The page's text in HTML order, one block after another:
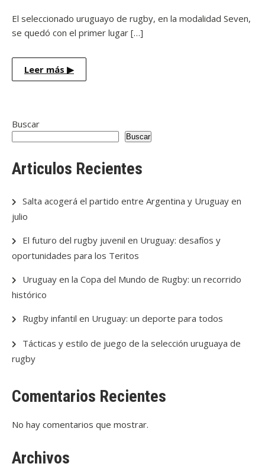
El seleccionado uruguayo de rugby, en la modalidad Seven,
se quedó con el primer lugar […]
Leer más ▶
Buscar
Buscar
Articulos Recientes
Salta acogerá el partido entre Argentina y Uruguay en
julio
El futuro del rugby juvenil en Uruguay: desafíos y
oportunidades para los Teritos
Uruguay en la Copa del Mundo de Rugby: un recorrido
histórico
Rugby infantil en Uruguay: un deporte para todos
Tácticas y estilo de juego de la selección uruguaya de
rugby
Comentarios Recientes
No hay comentarios que mostrar.
Archivos